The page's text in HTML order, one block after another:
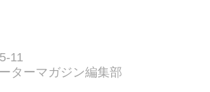
11
ターマガジン編集部